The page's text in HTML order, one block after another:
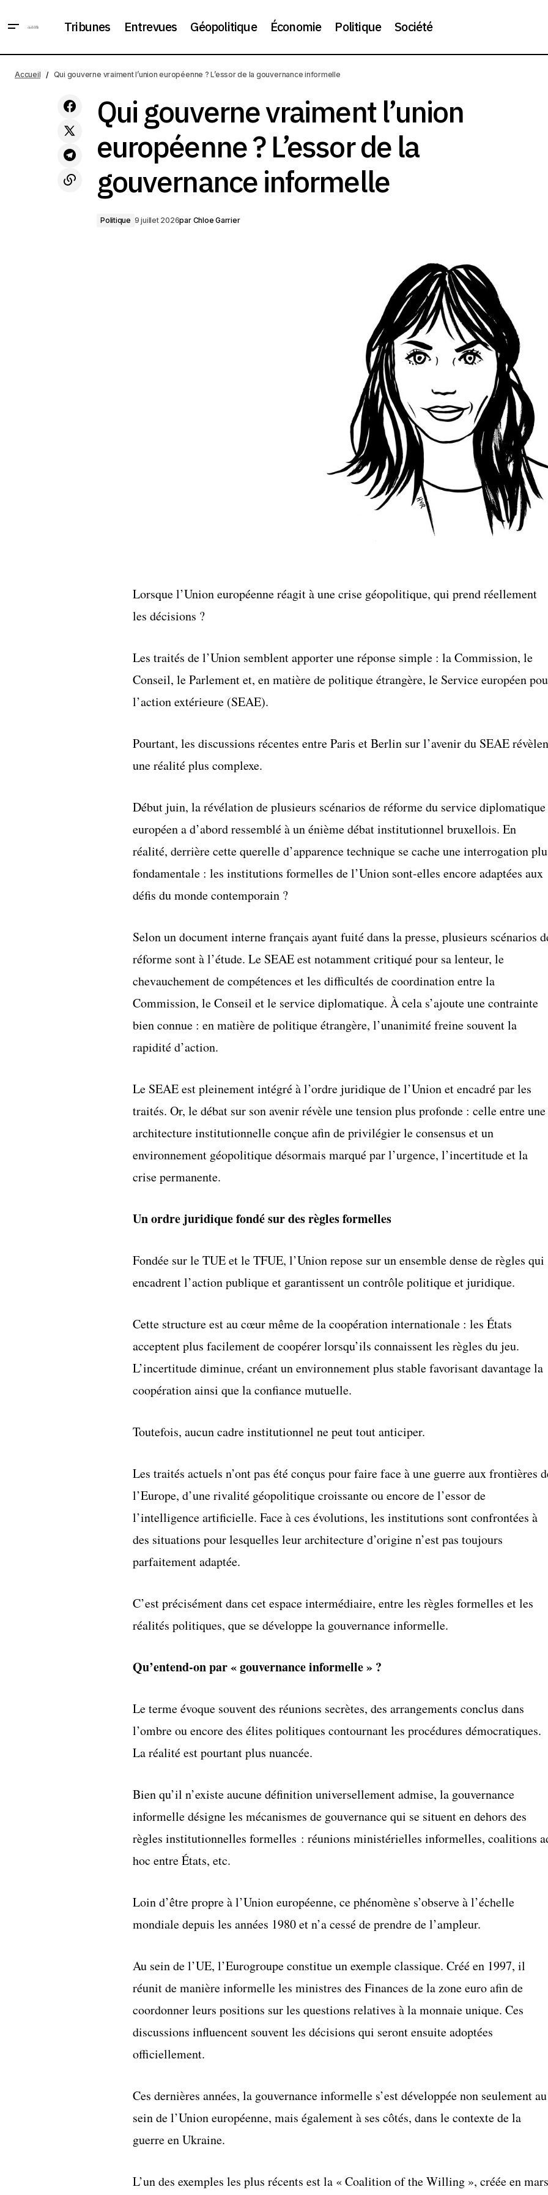
Tribunes Entrevues Géopolitique Économie Politique Société
Londres pour lui demander s'il
comptait se présenter à la
Politique Qui gouverne vraiment l’union européenne ? L’essor de la
Accueil Qui gouverne vraiment l’union européenne ? L’essor de la gouvernance informelle
Qui gouverne vraiment l’union
européenne ? L’essor de la
gouvernance informelle
Politique 9 juillet 2026par Chloe Garrier
Lorsque l’Union européenne réagit à une crise géopolitique, qui prend réellement
les décisions ?
Les traités de l’Union semblent apporter une réponse simple : la Commission, le
Conseil, le Parlement et, en matière de politique étrangère, le Service européen
l’action extérieure (SEAE).
Pourtant, les discussions récentes entre Paris et Berlin sur l’avenir du SEAE
une réalité plus complexe.
Début juin, la révélation de plusieurs scénarios de réforme du service diplomatique
européen a d’abord ressemblé à un énième débat institutionnel bruxellois. En
réalité, derrière cette querelle d’apparence technique se cache une interrogation
fondamentale : les institutions formelles de l’Union sont-elles encore adaptées aux
défis du monde contemporain ?
Selon un document interne français ayant fuité dans la presse, plusieurs scénarios
réforme sont à l’étude. Le SEAE est notamment critiqué pour sa lenteur, le
chevauchement de compétences et les difficultés de coordination entre la
Commission, le Conseil et le service diplomatique. À cela s’ajoute une contrainte
bien connue : en matière de politique étrangère, l’unanimité freine souvent la
rapidité d’action.
Le SEAE est pleinement intégré à l’ordre juridique de l’Union et encadré par les
traités. Or, le débat sur son avenir révèle une tension plus profonde : celle entre une
architecture institutionnelle conçue afin de privilégier le consensus et un
environnement géopolitique désormais marqué par l’urgence, l’incertitude et la
crise permanente.
Un ordre juridique fondé sur des règles formelles
Fondée sur le TUE et le TFUE, l’Union repose sur un ensemble dense de règles qui
encadrent l’action publique et garantissent un contrôle politique et juridique.
Cette structure est au cœur même de la coopération internationale : les États
acceptent plus facilement de coopérer lorsqu’ils connaissent les règles du jeu.
L’incertitude diminue, créant un environnement plus stable favorisant davantage la
coopération ainsi que la confiance mutuelle.
Toutefois, aucun cadre institutionnel ne peut tout anticiper.
Les traités actuels n’ont pas été conçus pour faire face à une guerre aux frontières
l’Europe, d’une rivalité géopolitique croissante ou encore de l’essor de
l’intelligence artificielle. Face à ces évolutions, les institutions sont confrontées à
des situations pour lesquelles leur architecture d’origine n’est pas toujours
parfaitement adaptée.
C’est précisément dans cet espace intermédiaire, entre les règles formelles et les
réalités politiques, que se développe la gouvernance informelle.
Qu’entend-on par « gouvernance informelle » ?
Le terme évoque souvent des réunions secrètes, des arrangements conclus dans
l’ombre ou encore des élites politiques contournant les procédures démocratiques.
La réalité est pourtant plus nuancée.
Bien qu’il n’existe aucune définition universellement admise, la gouvernance
informelle désigne les mécanismes de gouvernance qui se situent en dehors des
règles institutionnelles formelles : réunions ministérielles informelles, coalitions
hoc entre États, etc.
Loin d’être propre à l’Union européenne, ce phénomène s’observe à l’échelle
mondiale depuis les années 1980 et n’a cessé de prendre de l’ampleur.
Au sein de l’UE, l’Eurogroupe constitue un exemple classique. Créé en 1997, il
réunit de manière informelle les ministres des Finances de la zone euro afin de
coordonner leurs positions sur les questions relatives à la monnaie unique. Ces
discussions influencent souvent les décisions qui seront ensuite adoptées
officiellement.
Ces dernières années, la gouvernance informelle s’est développée non seulement au
sein de l’Union européenne, mais également à ses côtés, dans le contexte de la
guerre en Ukraine.
L’un des exemples les plus récents est la « Coalition of the Willing », créée en mars